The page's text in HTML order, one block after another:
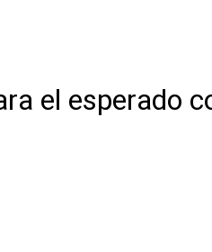
el esperado